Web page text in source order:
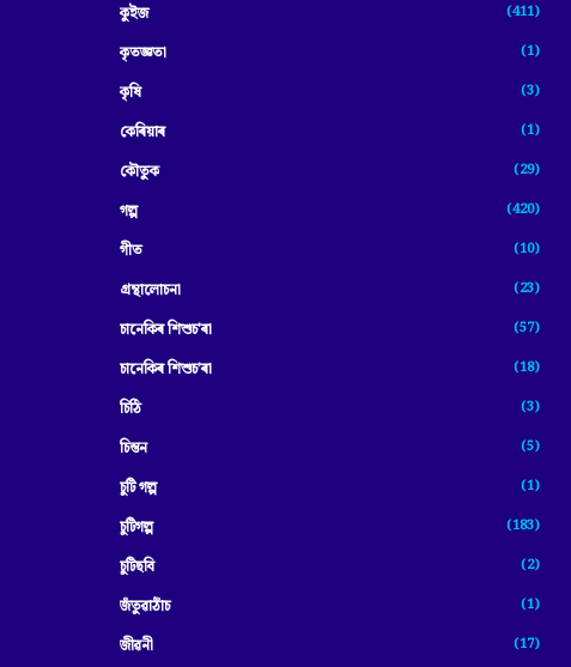
কুইজ (411)
কৃতজ্ঞতা (1)
কৃষি (3)
কেৰিয়াৰ (1)
কৌতুক (29)
গল্প (420)
গীত (10)
গ্ৰন্থালোচনা (23)
চানেকিৰ শিশুচ'ৰা (57)
চানেকিৰ শিশুচ’ৰা (18)
চিঠি (3)
চিন্তন (5)
চুটি গল্প (1)
চুটিগল্প (183)
চুটিছবি (2)
জঁতুৱাঠাঁচ (1)
জীৱনী (17)